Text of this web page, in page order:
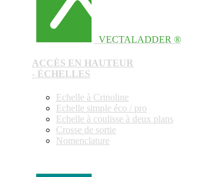
VECTALADDER ®
ACCÈS EN HAUTEUR
- ÉCHELLES
Echelle à Crinoline
Echelle simple éco / pro
Echelle à coulisse à deux plans
Crosse de sortie
Nomenclature